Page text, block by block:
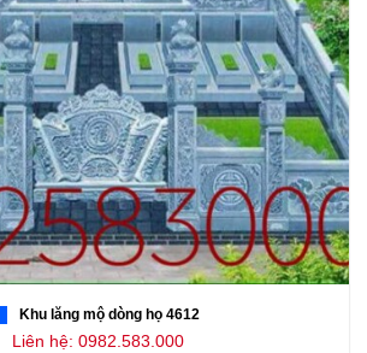
Khu lăng mộ dòng họ 4612
Liên hệ: 0982.583.000